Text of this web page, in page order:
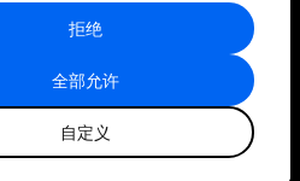
全部允许
自定义
拒绝
站点地图
世界经济论坛